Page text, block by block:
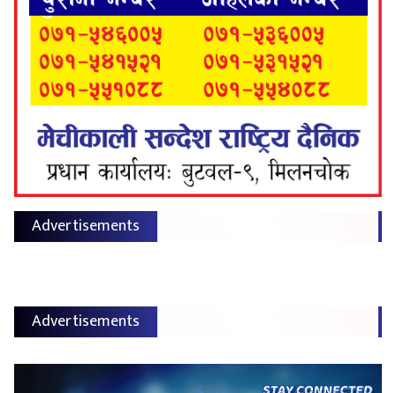
Advertisements
Advertisements